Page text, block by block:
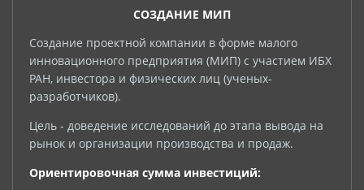
СОЗДАНИЕ МИП
Создание проектной компании в форме малого
инновационного предприятия (МИП) с участием ИБХ
РАН, инвестора и физических лиц (ученых-
разработчиков).
Цель - доведение исследований до этапа вывода на
рынок и организации производства и продаж.
Ориентировочная сумма инвестиций: